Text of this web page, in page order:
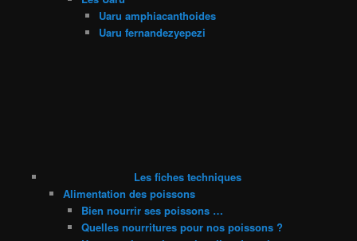
Uaru amphiacanthoides
Uaru fernandezyepezi
Les fiches techniques
Alimentation des poissons
Bien nourrir ses poissons …
Quelles nourritures pour nos poissons ?